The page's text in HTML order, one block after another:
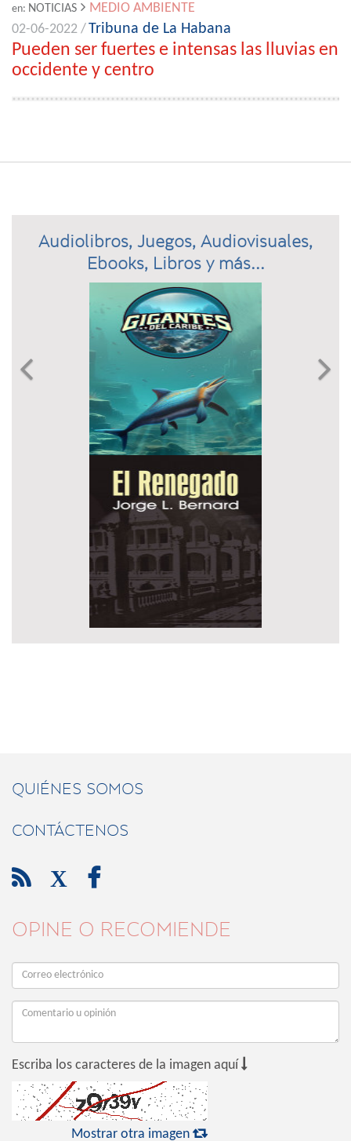
en: NOTICIAS
MEDIO AMBIENTE
02-06-2022 /Tribuna de La Habana
Pueden ser fuertes e intensas las lluvias en
occidente y centro
Audiolibros, Juegos, Audiovisuales,
Ebooks, Libros y más...
Previous 
QUIÉNES SOMOS
CONTÁCTENOS
 X 
OPINE O RECOMIENDE
Escriba los caracteres de la imagen aquí 
Mostrar otra imagen 